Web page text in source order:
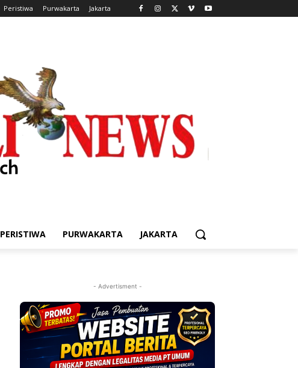
Peristiwa Purwakarta Jakarta
PERISTIWA PURWAKARTA JAKARTA
- Advertisment -